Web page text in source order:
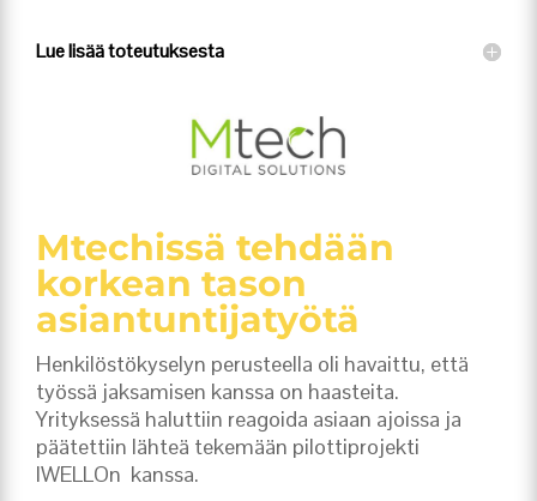
Lue lisää toteutuksesta
Mtechissä tehdään
korkean tason
asiantuntijatyötä
Henkilöstökyselyn perusteella oli havaittu, että
työssä jaksamisen kanssa on haasteita.
Yrityksessä haluttiin reagoida asiaan ajoissa ja
päätettiin lähteä tekemään pilottiprojekti
IWELLOn kanssa.